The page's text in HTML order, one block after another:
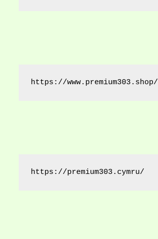
https://www.premium303.shop/
https://premium303.cymru/